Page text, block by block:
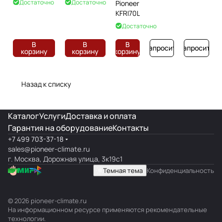
Достаточно
В
корзину
KFRI70LOW/KORI70LOW
Достаточно
В
корзину
Pioneer
KFRI70LW/KORI70LW
Достаточно
В
корзину Запросить Запросить
Назад к списку
КаталогУслугиДоставка и оплата
Гарантия на оборудованиеКонтакты
+7 499 703-37-18
sales@pioneer-climate.ru
г. Москва, Дорожная улица, 3к19с1
Темная тема Конфиденциальность
© 2026 pioneer-climate.ru
На информационном ресурсе применяются рекомендательные
технологии.